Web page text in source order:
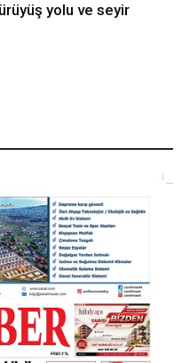
yolu ve seyir